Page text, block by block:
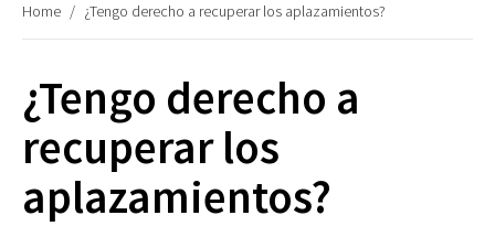
Home / ¿Tengo derecho a recuperar los aplazamientos?
¿Tengo derecho a
recuperar los
aplazamientos?